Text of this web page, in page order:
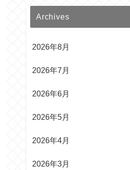
Archives
2026年8月
2026年7月
2026年6月
2026年5月
2026年4月
2026年3月